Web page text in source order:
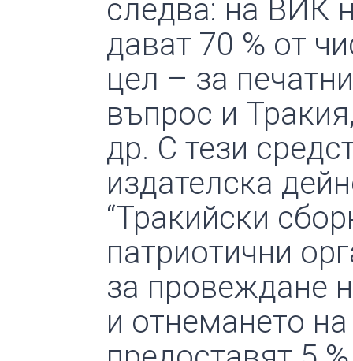
следва: на ВИК
дават 70 % от
цел – за
въпрос и
др. С тези
издателска
“Тракийски
патриотични
за провеждане
и отнемането